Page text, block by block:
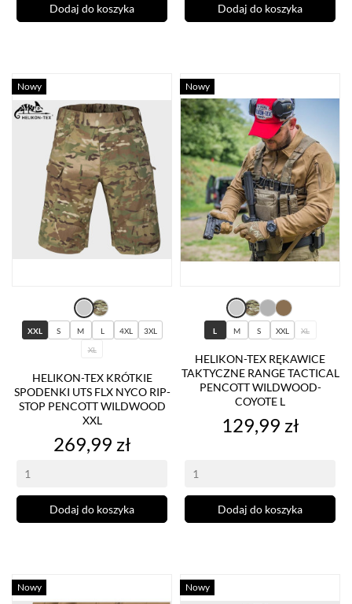
Dodaj do koszyka Dodaj do koszyka
XXL S M L 4XL
3XL
XL
HELIKON-TEX KRÓTKIE
SPODENKI UTS FLX NYCO RIP-
STOP PENCOTT WILDWOOD
XXL
Cena
269,99 zł
Dodaj do koszyka
Nowy
L M S XXL XL
HELIKON-TEX RĘKAWICE
TAKTYCZNE RANGE TACTICAL
PENCOTT WILDWOOD-
COYOTE L
Cena
129,99 zł
Dodaj do koszyka
Nowy
Nowy Nowy